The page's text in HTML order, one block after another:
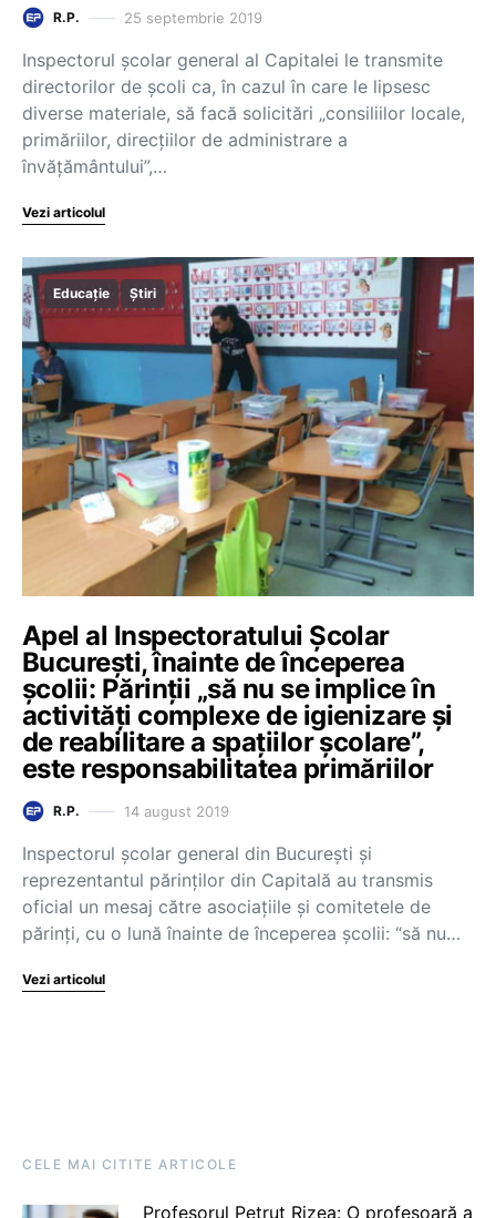
R.P. 25 septembrie 2019
Inspectorul școlar general al Capitalei le transmite
directorilor de școli ca, în cazul în care le lipsesc
diverse materiale, să facă solicitări „consiliilor locale,
primăriilor, direcțiilor de administrare a
învățământului”,…
Vezi articolul
Educație Știri
Apel al Inspectoratului Școlar
București, înainte de începerea
școlii: Părinții „să nu se implice în
activități complexe de igienizare și
de reabilitare a spațiilor școlare”,
este responsabilitatea primăriilor
R.P. 14 august 2019
Inspectorul școlar general din București și
reprezentantul părinților din Capitală au transmis
oficial un mesaj către asociațiile și comitetele de
părinți, cu o lună înainte de începerea școlii: “să nu…
Vezi articolul
CELE MAI CITITE ARTICOLE
Profesorul Petruț Rizea: O profesoară a